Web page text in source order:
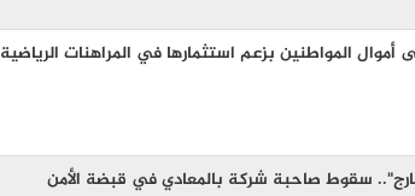
المواطنين بزعم استثمارها في المراهنات الرياضية
سقوط صاحبة شركة بالمعادي في قبضة الأمن